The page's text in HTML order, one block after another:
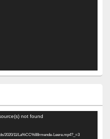
not found
2020/11/La%CC%88rmende-Leere.mp4?_=3